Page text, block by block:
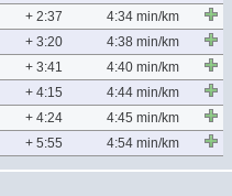
+ 2:37
4:34 min/km
+ 3:20
4:38 min/km
+ 3:41
4:40 min/km
+ 4:15
4:44 min/km
+ 4:24
4:45 min/km
+ 5:55 4:54 min/km